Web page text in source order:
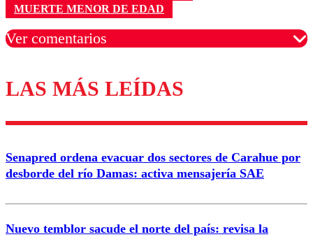
MUERTE MENOR DE EDAD
Ver comentarios
Los comentarios son moderados para garantizar un
diálogo respetuoso.
Nombre
Correo
LAS MÁS LEÍDAS
Senapred ordena evacuar dos sectores de Carahue por
desborde del río Damas: activa mensajería SAE
Nuevo temblor sacude el norte del país: revisa la